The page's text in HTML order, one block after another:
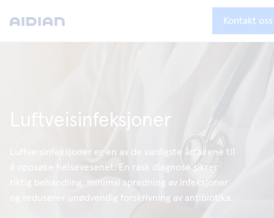
Kontakt oss
Luftveisinfeksjoner
Luftveisinfeksjoner er en av de vanligste årsakene til
å oppsøke helsevesenet. En rask diagnose sikrer
riktig behandling, minimal spredning av infeksjoner
og reduserer unødvendig forskrivning av antibiotika.